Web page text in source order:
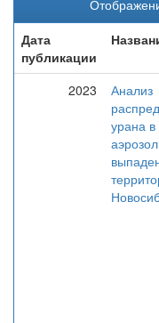
Дата
публикации
2023
Анализ
урана в